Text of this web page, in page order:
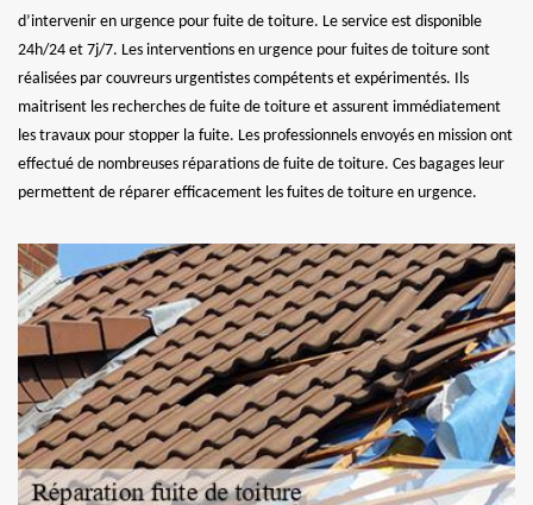
d’intervenir en urgence pour fuite de toiture. Le service est disponible
24h/24 et 7j/7. Les interventions en urgence pour fuites de toiture sont
réalisées par couvreurs urgentistes compétents et expérimentés. Ils
maitrisent les recherches de fuite de toiture et assurent immédiatement
les travaux pour stopper la fuite. Les professionnels envoyés en mission ont
effectué de nombreuses réparations de fuite de toiture. Ces bagages leur
permettent de réparer efficacement les fuites de toiture en urgence.